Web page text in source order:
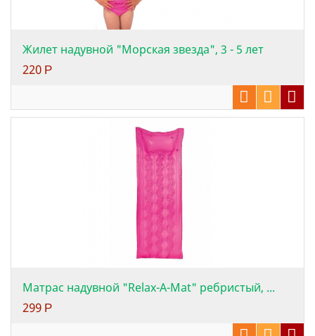
Жилет надувной "Морская звезда", 3 - 5 лет
220 Р
Матрас надувной "Relax-A-Mat" ребристый, ...
299 Р